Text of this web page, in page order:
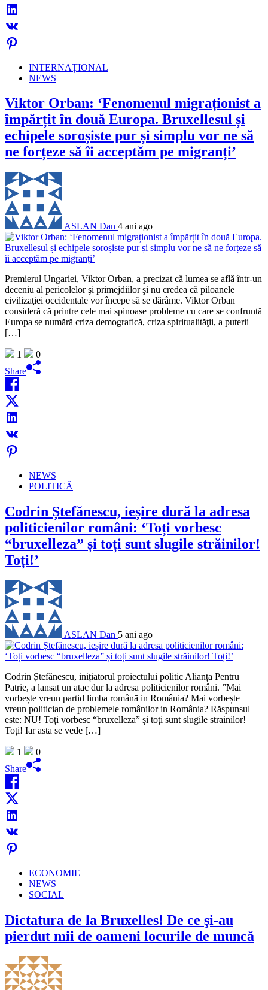
INTERNAȚIONAL
NEWS
Viktor Orban: ‘Fenomenul migraționist a
împărțit în două Europa. Bruxellesul și
echipele soroșiste pur și simplu vor ne să
ne forțeze să îi acceptăm pe migranți’
ASLAN Dan 4 ani ago
Premierul Ungariei, Viktor Orban, a precizat că lumea se află într-un
deceniu al pericolelor şi primejdiilor şi nu credea că piloanele
civilizaţiei occidentale vor începe să se dărâme. Viktor Orban
consideră că printre cele mai spinoase probleme cu care se confruntă
Europa se numără criza demografică, criza spiritualităţii, a puterii
[…]
1
0
Share
NEWS
POLITICĂ
Codrin Ștefănescu, ieșire dură la adresa
politicienilor români: ‘Toți vorbesc
“bruxelleza” și toți sunt slugile străinilor!
Toți!’
ASLAN Dan 5 ani ago
Codrin Ștefănescu, inițiatorul proiectului politic Alianța Pentru
Patrie, a lansat un atac dur la adresa politicienilor români. ”Mai
vorbește vreun partid limba românā in România? Mai vorbește
vreun politician de problemele românilor in România? Răspunsul
este: NU! Toți vorbesc “bruxelleza” și toți sunt slugile strāinilor!
Toți! Iar asta se vede […]
1
0
Share
ECONOMIE
NEWS
SOCIAL
Dictatura de la Bruxelles! De ce şi-au
pierdut mii de oameni locurile de muncă